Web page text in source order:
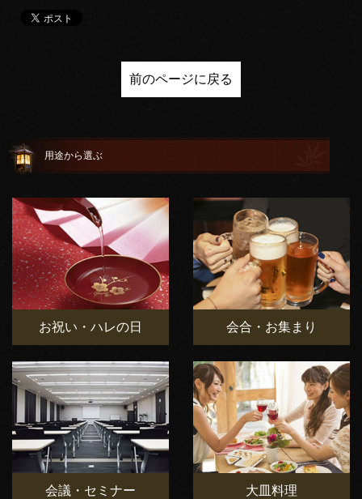
前のページに戻る
用途から選ぶ
お祝い・ハレの日 会合・お集まり
会議・セミナー 大皿料理